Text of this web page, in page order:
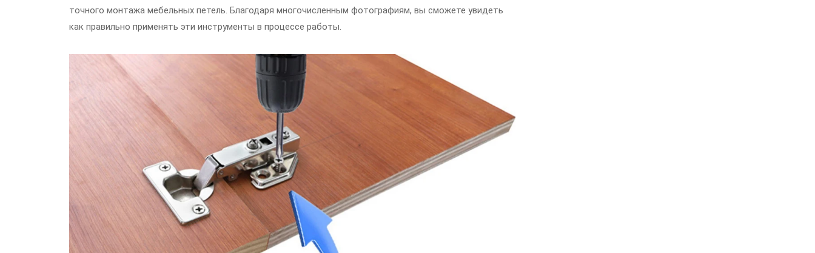
точного монтажа мебельных петель. Благодаря многочисленным фотографиям, вы сможете увидеть
как правильно применять эти инструменты в процессе работы.